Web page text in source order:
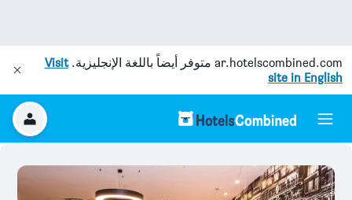
ar.hotelscombined.com متوفر أيضاً باللغة الإنجليزية.Visit
site in English